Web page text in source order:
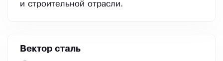
и строительной отрасли.
Вектор сталь